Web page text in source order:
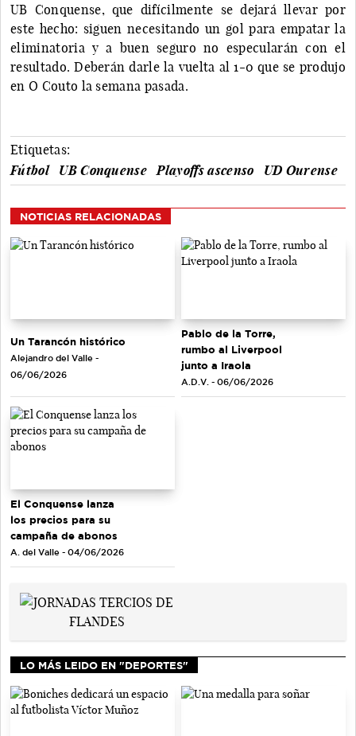
UB Conquense, que difícilmente se dejará llevar por
este hecho: siguen necesitando un gol para empatar la
eliminatoria y a buen seguro no especularán con el
resultado. Deberán darle la vuelta al 1-0 que se produjo
en O Couto la semana pasada.
Etiquetas:
Fútbol
UB Conquense Playoffs ascenso UD Ourense
NOTICIAS RELACIONADAS
Un Tarancón histórico
Alejandro del Valle -
06/06/2026
Pablo de la Torre,
rumbo al Liverpool
junto a Iraola
A.D.V. - 06/06/2026
El Conquense lanza
los precios para su
campaña de abonos
A. del Valle - 04/06/2026
LO MÁS LEIDO EN "DEPORTES"